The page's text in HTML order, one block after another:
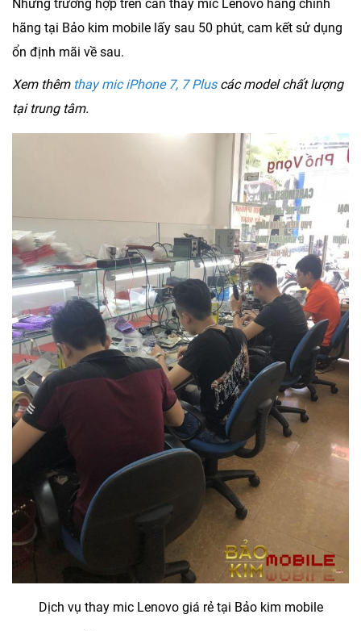
Những trường hợp trên cần thay mic Lenovo hàng chính
hãng tại Bảo kim mobile lấy sau 50 phút, cam kết sử dụng
ổn định mãi về sau.
Xem thêm thay mic iPhone 7, 7 Pluscác model chất lượng
tại trung tâm.
Dịch vụ thay mic Lenovo giá rẻ tại Bảo kim mobile